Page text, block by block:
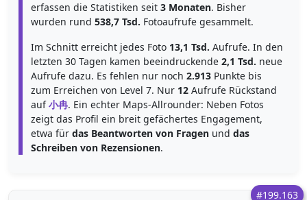
erfassen die Statistiken seit 3 Monaten. Bisher
wurden rund 538,7 Tsd. Fotoaufrufe gesammelt.
Im Schnitt erreicht jedes Foto 13,1 Tsd. Aufrufe. In den
letzten 30 Tagen kamen beeindruckende 2,1 Tsd. neue
Aufrufe dazu. Es fehlen nur noch 2.913 Punkte bis
zum Erreichen von Level 7. Nur 12 Aufrufe Rückstand
auf小冉. Ein echter Maps-Allrounder: Neben Fotos
zeigt das Profil ein breit gefächertes Engagement,
etwa für das Beantworten von Fragen und das
Schreiben von Rezensionen.
#199.163